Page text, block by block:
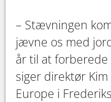
– Stævningen
jævne os med
år til at
siger direktør Kim
Europe i